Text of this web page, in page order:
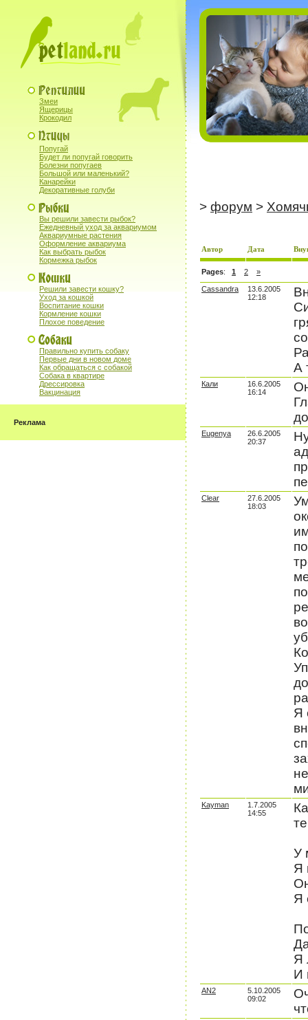
Змеи
Ящерицы
Крокодил
Попугай
Будет ли попугай говорить
Болезни попугаев
Большой или маленький?
Канарейки
Декоративные голуби
Вы решили завести рыбок?
Ежедневный уход за аквариумом
Аквариумные растения
Оформление аквариума
Как выбрать рыбок
Кормежка рыбок
Решили завести кошку?
Уход за кошкой
Воспитание кошки
Кормление кошки
Плохое поведение
Правильно купить собаку
Первые дни в новом доме
Как обращаться с собакой
Собака в квартире
Дрессировка
Вакцинация
Реклама
> форум >
Автор Дата
Pages: 1 2 »
Cassandra
13.6.2005
12:18
А
Кали
16.6.2005
16:14
Eugenya
26.6.2005
20:37
Clear
27.6.2005
18:03
Я
Kayman
1.7.2005
14:55
У
Я
Я
Я
И
AN2
5.10.2005
09:02